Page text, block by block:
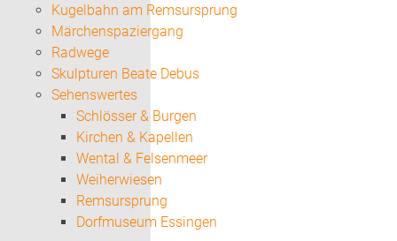
Kugelbahn am Remsursprung
Märchenspaziergang
Radwege
Skulpturen Beate Debus
Sehenswertes
Schlösser & Burgen
Kirchen & Kapellen
Wental & Felsenmeer
Weiherwiesen
Remsursprung
Dorfmuseum Essingen